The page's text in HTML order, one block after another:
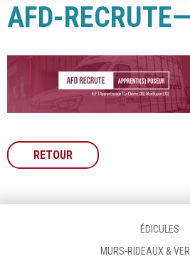
AFD-
RETOUR
ÉDICULES
MURS-RIDEAUX &